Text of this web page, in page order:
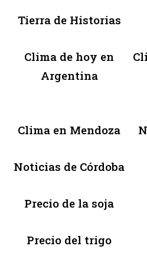
Tierra de Historias
Clima de hoy en
Argentina
Clima en Mendoza
Noticias de Córdoba
Precio de la soja
Precio del trigo